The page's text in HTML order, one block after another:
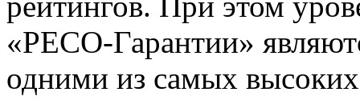
«РЕСО-Гарантии»
одними из самых